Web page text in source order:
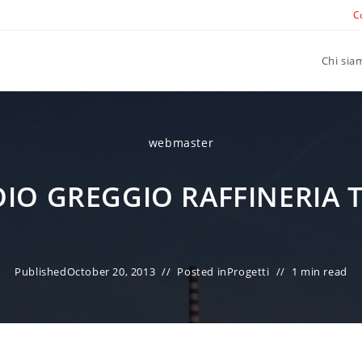
Chi
webmaster
GREGGIO RAFFINERIA
PublishedOctober 20, 2013 Posted inProgetti 1 min read